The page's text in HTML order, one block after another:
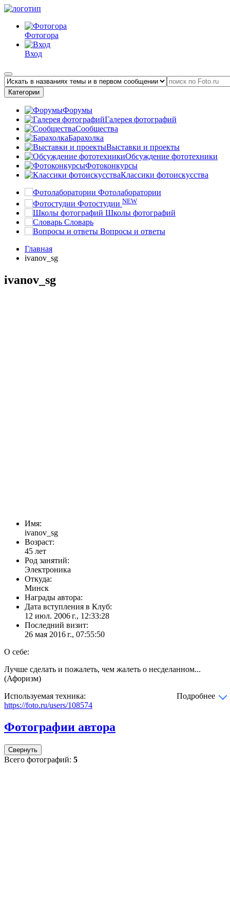
Фотогора
Вход
Категории
Форумы
Галерея фотографий
Сообщества
Барахолка
Выставки и проекты
Обсуждение фототехники
Фотоконкурсы
Классики фотоискусства
Фотолаборатории
Фотостудии NEW
Школы фотографий
Словарь
Вопросы и ответы
Главная
ivanov_sg
ivanov_sg
Имя:
ivanov_sg
Возраст:
45 лет
Род занятий:
Электроника
Откуда:
Минск
Награды автора:
Дата вступления в Клуб:
12 июл. 2006 г., 12:33:28
Последний визит:
26 мая 2016 г., 07:55:50
О себе:
Лучше сделать и пожалеть, чем жалеть о несделанном...
(Афоризм)
Используемая техника:
Подробнее
https://foto.ru/users/108574
Фотографии автора
Свернуть
Всего фотографий: 5